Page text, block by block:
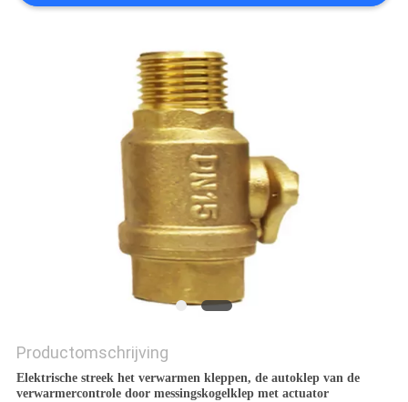
Productomschrijving
Elektrische streek het verwarmen kleppen, de autoklep van de
verwarmercontrole door messingskogelklep met actuator